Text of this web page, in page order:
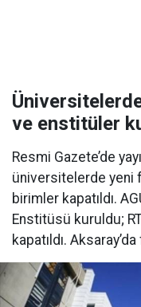
ve enstitüler
Resmi Gazete’de
üniversitelerde yeni
birimler kapatıldı.
Enstitüsü kuruldu;
kapatıldı.